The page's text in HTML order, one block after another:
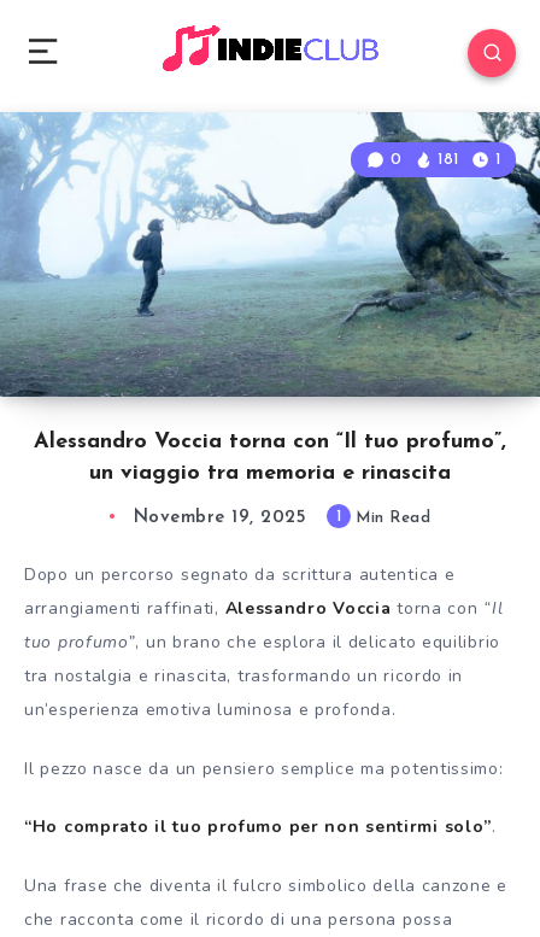
Alessandro Voccia torna con “Il tuo profumo”,
un viaggio tra memoria e rinascita
0 181 1
Novembre 19, 2025 Min Read
Dopo un percorso segnato da scrittura autentica e
arrangiamenti raffinati, Alessandro Voccia torna con “Il
tuo profumo”, un brano che esplora il delicato equilibrio
tra nostalgia e rinascita, trasformando un ricordo in
un’esperienza emotiva luminosa e profonda.
Il pezzo nasce da un pensiero semplice ma potentissimo:
“Ho comprato il tuo profumo per non sentirmi solo”.
Una frase che diventa il fulcro simbolico della canzone e
che racconta come il ricordo di una persona possa